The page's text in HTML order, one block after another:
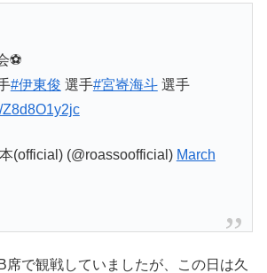
⚽️
#伊東俊 選手#宮㟢海斗選手
Z8d8O1y2jc
(official) (@roassoofficial) March
席で観戦していましたが、この日は久